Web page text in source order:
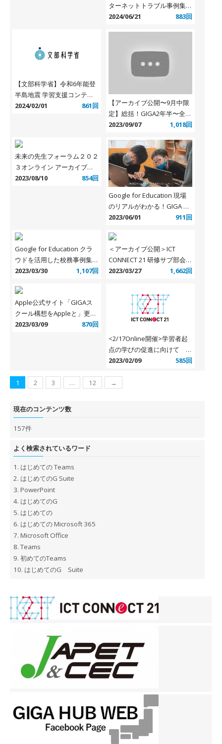
ターネットトラブル事例集
（2024年版）」
2024/06/21 883回
【文部科学省】令和6年能登
半島地震 学習支援コンテン
ツ等
2024/02/01 861回
【アーカイブ公開〜9月中限
定】総括！GIGA2年半〜全国
で起こった学びの大改革を語
2023/09/07 1,018回
未来の先生フォーラム２０２
３オンライン アーカイブ配
信のお知らせ
2023/08/10
854回
Google for Education 現場
のリアルがわかる！GIGA ス
クール構想実現の姿＜
2023/06/01 911回
Google for Education クラ
ウドを活用した校務事例集！
テンプレート付き資料公開
2023/03/30 1,107回
＜アーカイブ公開＞ICT
CONNECT 21 研修サブ部会主
催 「気軽に楽しく端末活
ン、端末活用データ分析、デ
ジタルシティズンシップを知
2023/03/27 1,662回
Apple公式サイト「GIGAス
クール構想をAppleと」更新
情報
2023/03/09
870回
<2/17Online開催>学習者起
点の学びの促進に向けて 第
４回「集え！！学び続ける
習者中心の学びの促進に向け
2023/02/09 585回
1 2 3 … 12 →
現在のコンテンツ数
157件
よく検索されているワード
1. はじめての Teams
2. はじめてのG Suite
3. PowerPoint
4. はじめてのG
5. はじめての
6. はじめての Microsoft 365
7. Microsoft Office
8. Teams
9. 初めてのTeams
10. はじめてのG Suite